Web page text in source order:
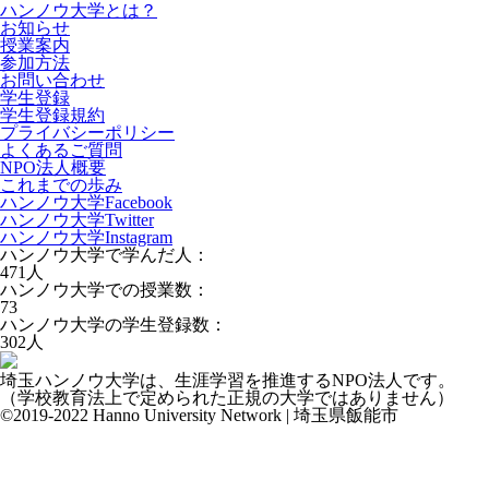
ハンノウ大学とは？
お知らせ
授業案内
参加方法
お問い合わせ
学生登録
学生登録規約
プライバシーポリシー
よくあるご質問
NPO法人概要
これまでの歩み
ハンノウ大学Facebook
ハンノウ大学Twitter
ハンノウ大学Instagram
ハンノウ大学で学んだ人：
471 人
ハンノウ大学での授業数：
73
ハンノウ大学の学生登録数：
302 人
埼玉ハンノウ大学は、生涯学習を推進するNPO法人です。
（学校教育法上で定められた正規の大学ではありません）
©2019-2022 Hanno University Network | 埼玉県飯能市